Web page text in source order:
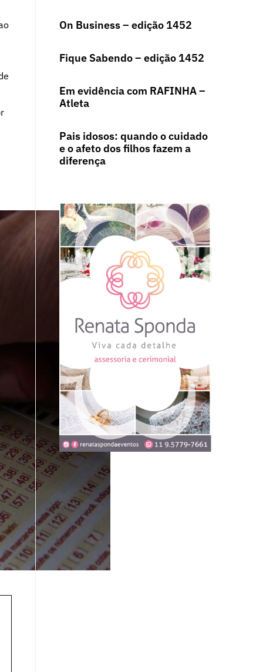
On Business – edição 1452
Fique Sabendo – edição 1452
Em evidência com RAFINHA –
Atleta
Pais idosos: quando o cuidado
e o afeto dos filhos fazem a
diferença